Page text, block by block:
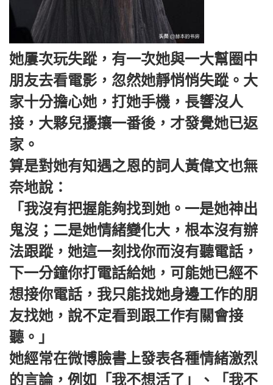
她屢次玩失蹤，有一次她與一大幫圈中
朋友去看電影，忽然她靜悄悄失蹤。大
家十分擔心她，打她手機，長響沒人
接，大夥兒擾攘一番後，才發覺她已返
家。
算是對她有知遇之恩的詞人黃偉文也無
奈地說：
「我沒有把握能夠找到她。一是她神出
鬼沒；二是她情緒變化大，根本沒有辦
法跟蹤，她這一刻找你而沒有聽電話，
下一分鐘你打電話給她，可能她已經不
想接你電話，我只能找她身邊工作的朋
友找她，說不定看到跟工作有關會接
聽。」
她經常在微博臉書上發表各種情緒激烈
的言論，例如「我不想活了」、「我不